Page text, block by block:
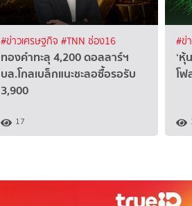
#ข่าวเศรษฐกิจ #TNN ช่อง16
ทองคำทะลุ 4,200 ดอลลาร์ฯ
บล.โกลเบล็กแนะชะลอซื้อรอรับ
3,900
17
#ข่
‘หุ้
โฟ